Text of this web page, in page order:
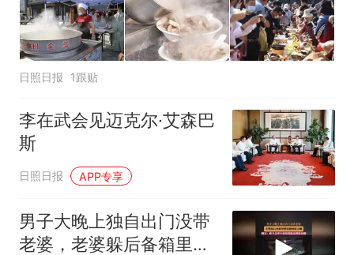
日照日报 1跟贴
李在武会见迈克尔·艾森巴
斯
日照日报 APP专享
男子大晚上独自出门没带
老婆，老婆躲后备箱里想